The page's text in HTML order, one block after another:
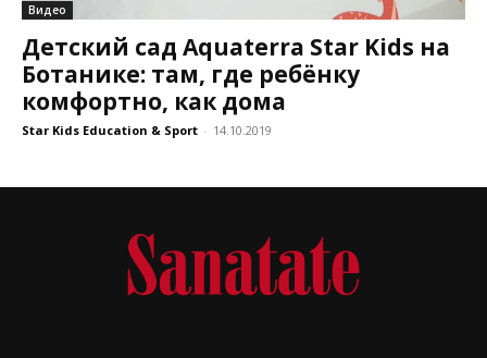
Видео
Детский сад Aquaterra Star Kids на
Ботанике: там, где ребёнку
комфортно, как дома
Star Kids Education & Sport - 14.10.2019